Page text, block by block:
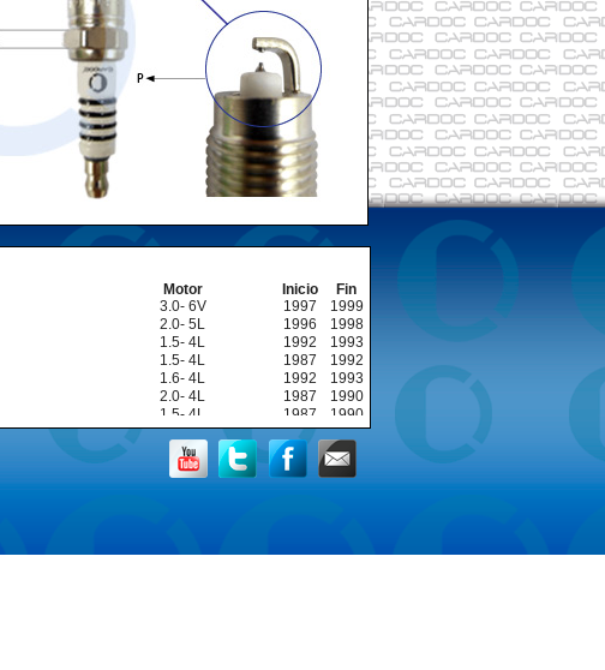
Motor Inicio
Fin
3.0- 6V 1997
1999
2.0- 5L 1996
1998
1.5- 4L 1992
1993
1.5- 4L 1987
1992
1.6- 4L 1992
1993
2.0- 4L 1987
1990
1.5- 4L 1987
1990
1.5- 4L 1984
1988
2.0- 4L 1984
1988
1.6- 4L 1992
1998
2.0- 4L 1992
1997